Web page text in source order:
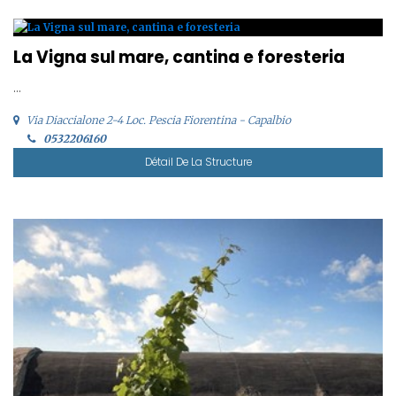
La Vigna sul mare, cantina e foresteria
...
Via Diaccialone 2-4 Loc. Pescia Fiorentina - Capalbio
0532206160
Détail De La Structure